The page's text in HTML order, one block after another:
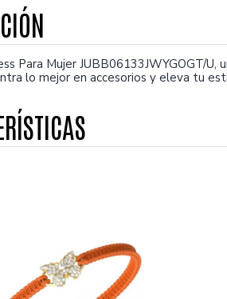
Para Mujer JUBB06133JWYGOGT/
lo mejor en accesorios y eleva tu